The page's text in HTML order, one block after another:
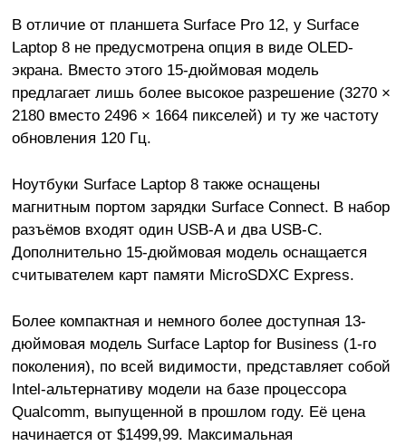
В отличие от планшета Surface Pro 12, у Surface
Laptop 8 не предусмотрена опция в виде OLED-
экрана. Вместо этого 15-дюймовая модель
предлагает лишь более высокое разрешение (3270 ×
2180 вместо 2496 × 1664 пикселей) и ту же частоту
обновления 120 Гц.
Ноутбуки Surface Laptop 8 также оснащены
магнитным портом зарядки Surface Connect. В набор
разъёмов входят один USB-A и два USB-C.
Дополнительно 15-дюймовая модель оснащается
считывателем карт памяти MicroSDXC Express.
Более компактная и немного более доступная 13-
дюймовая модель Surface Laptop for Business (1-го
поколения), по всей видимости, представляет собой
Intel-альтернативу модели на базе процессора
Qualcomm, выпущенной в прошлом году. Её цена
начинается от $1499,99. Максимальная